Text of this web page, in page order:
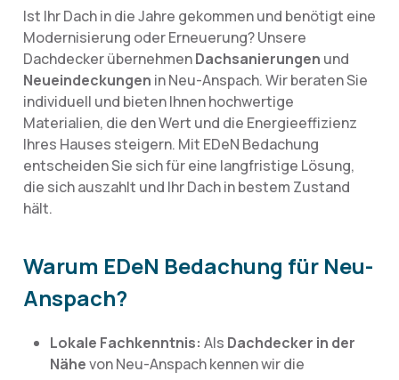
Ist Ihr Dach in die Jahre gekommen und benötigt eine
Modernisierung oder Erneuerung? Unsere
Dachdecker übernehmenDachsanierungen und
Neueindeckungen in Neu-Anspach. Wir beraten Sie
individuell und bieten Ihnen hochwertige
Materialien, die den Wert und die Energieeffizienz
Ihres Hauses steigern. Mit EDeN Bedachung
entscheiden Sie sich für eine langfristige Lösung,
die sich auszahlt und Ihr Dach in bestem Zustand
hält.
Warum EDeN Bedachung für Neu-
Anspach?
Lokale Fachkenntnis: Als Dachdecker in der
Nähevon Neu-Anspach kennen wir die